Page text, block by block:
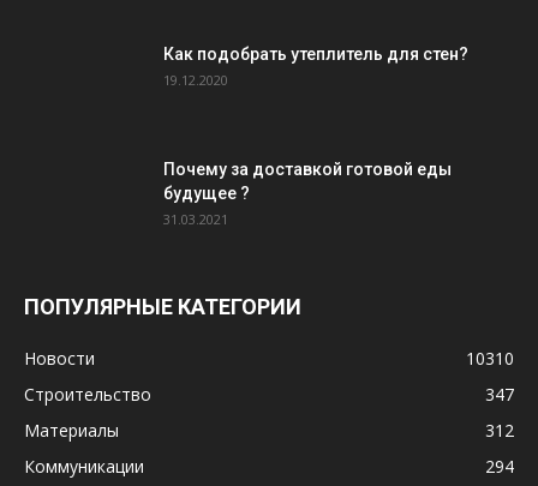
Как подобрать утеплитель для стен?
19.12.2020
Почему за доставкой готовой еды
будущее ?
31.03.2021
ПОПУЛЯРНЫЕ КАТЕГОРИИ
Новости
10310
Строительство
347
Материалы
312
Коммуникации
294